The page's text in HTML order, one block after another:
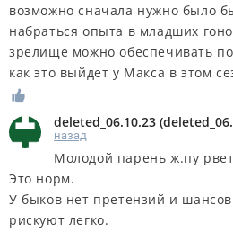
возможно сначала нужно было
набраться опыта в младших
зрелище можно обеспечивать
как это выйдет у Макса в этом
deleted_06.10.23 (
назад
Молодой парень ж.пу
Это норм.
У быков нет претензий и
рискуют легко.